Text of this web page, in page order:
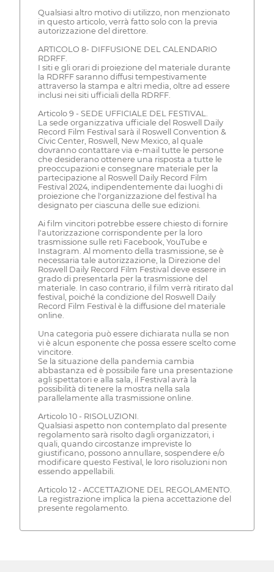
Qualsiasi altro motivo di utilizzo, non menzionato
in questo articolo, verrà fatto solo con la previa
autorizzazione del direttore.
ARTICOLO 8- DIFFUSIONE DEL CALENDARIO
RDRFF.
I siti e gli orari di proiezione del materiale durante
la RDRFF saranno diffusi tempestivamente
attraverso la stampa e altri media, oltre ad essere
inclusi nei siti ufficiali della RDRFF.
Articolo 9 - SEDE UFFICIALE DEL FESTIVAL.
La sede organizzativa ufficiale del Roswell Daily
Record Film Festival sarà il Roswell Convention &
Civic Center, Roswell, New Mexico, al quale
dovranno contattare via e-mail tutte le persone
che desiderano ottenere una risposta a tutte le
preoccupazioni e consegnare materiale per la
partecipazione al Roswell Daily Record Film
Festival 2024, indipendentemente dai luoghi di
proiezione che l'organizzazione del festival ha
designato per ciascuna delle sue edizioni.
Ai film vincitori potrebbe essere chiesto di fornire
l'autorizzazione corrispondente per la loro
trasmissione sulle reti Facebook, YouTube e
Instagram. Al momento della trasmissione, se è
necessaria tale autorizzazione, la Direzione del
Roswell Daily Record Film Festival deve essere in
grado di presentarla per la trasmissione del
materiale. In caso contrario, il film verrà ritirato dal
festival, poiché la condizione del Roswell Daily
Record Film Festival è la diffusione del materiale
online.
Una categoria può essere dichiarata nulla se non
vi è alcun esponente che possa essere scelto come
vincitore.
Se la situazione della pandemia cambia
abbastanza ed è possibile fare una presentazione
agli spettatori e alla sala, il Festival avrà la
possibilità di tenere la mostra nella sala
parallelamente alla trasmissione online.
Articolo 10 - RISOLUZIONI.
Qualsiasi aspetto non contemplato dal presente
regolamento sarà risolto dagli organizzatori, i
quali, quando circostanze impreviste lo
giustificano, possono annullare, sospendere e/o
modificare questo Festival, le loro risoluzioni non
essendo appellabili.
Articolo 12 - ACCETTAZIONE DEL REGOLAMENTO.
La registrazione implica la piena accettazione del
presente regolamento.